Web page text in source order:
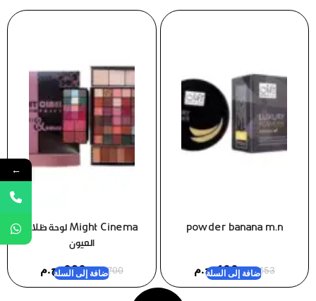
powder banana m.n
153 ج.م 100 ج.مإضافة إلى السلة
Might Cinema لوحة ظلال
العيون
700 ج.م 620 ج.مإضافة إلى السلة
←